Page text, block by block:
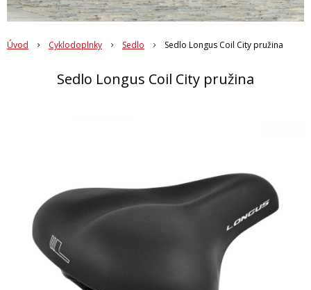
Úvod Cyklodoplnky Sedlo Sedlo Longus Coil City pružina
Sedlo Longus Coil City pružina